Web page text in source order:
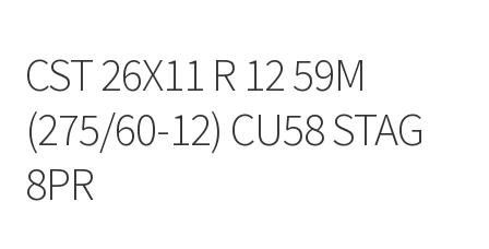
CST 26X11 R 12 59M
(275/60-12) CU58 STAG
8PR